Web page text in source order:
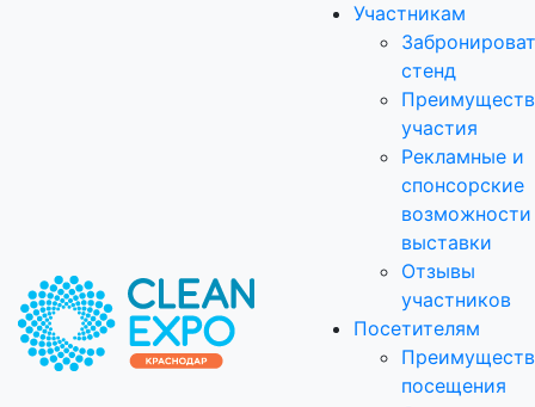
Участникам
стенд
участия
Рекламные и
спонсорские
возможности
выставки
Отзывы
участников
Посетителям
посещения